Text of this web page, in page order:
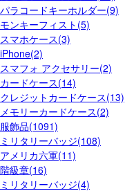
パラコードキーホルダー(9)
モンキーフィスト(5)
スマホケース(3)
iPhone(2)
スマフォ アクセサリー(2)
カードケース(14)
クレジットカードケース(13)
メモリーカードケース(2)
服飾品(1091)
ミリタリーバッジ(108)
アメリカ六軍(11)
階級章(16)
ミリタリーバッジ(4)